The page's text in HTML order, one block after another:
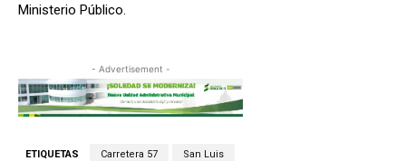
Ministerio Público.
- Advertisement -
ETIQUETAS Carretera 57 San Luis